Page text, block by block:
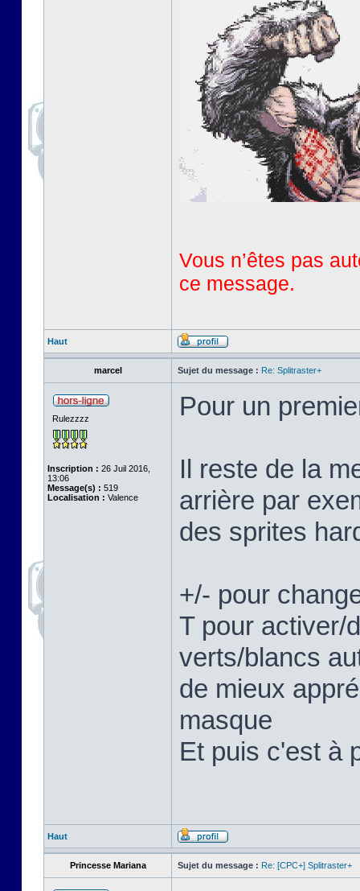
Vous n’êtes pas
ce message.
Haut
marcel Sujet du message : Re: Splitraster+
Rulezzzz
Inscription : 26 Juil 2016,
13:06
Message(s) : 519
Localisation : Valence
Pour un
Il reste de la
arrière par
des sprites
+/- pour
T pour activer/
verts/blancs
de mieux
masque
Et puis c'est à
Haut
Princesse Mariana Sujet du message : Re: [CPC+] Splitraster+